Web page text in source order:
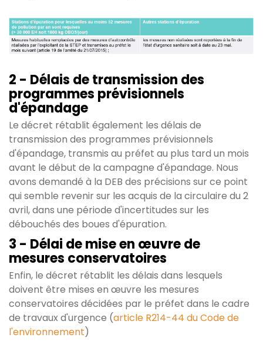
2 - Délais de transmission des
programmes prévisionnels
d'épandage
Le décret rétablit également les délais de
transmission des programmes prévisionnels
d'épandage, transmis au préfet au plus tard un mois
avant le début de la campagne d'épandage. Nous
avons demandé à la DEB des précisions sur ce point
qui semble revenir sur les acquis de la circulaire du 2
avril, dans une période d'incertitudes sur les
débouchés des boues d'épuration.
3 - Délai de mise en œuvre de
mesures conservatoires
Enfin, le décret rétablit les délais dans lesquels
doivent être mises en œuvre les mesures
conservatoires décidées par le préfet dans le cadre
de travaux d'urgence (article R214-44 du Code de
l'environnement)